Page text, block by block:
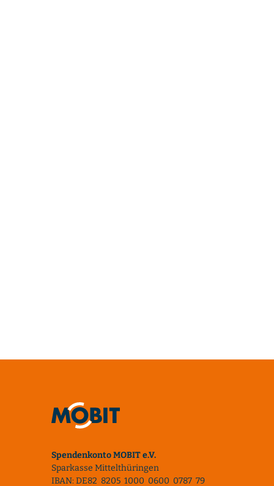
Spendenkonto MOBIT e.V.
Sparkasse Mittelthüringen
IBAN: DE82 8205 1000 0600 0787 79